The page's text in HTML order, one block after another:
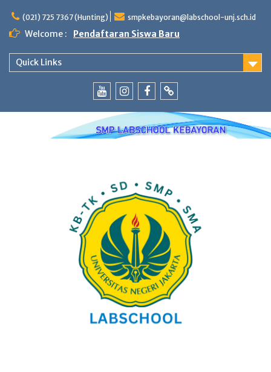
content
(021) 725 7367 (Hunting) smpkebayoran@labschool-unj.sch.id
Welcome : Pendaftaran Siswa Baru
Quick Links
LabschoolLabschool